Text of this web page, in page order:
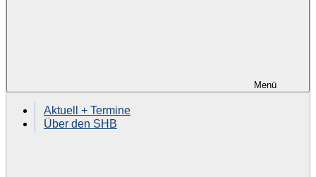
Menü
Aktuell + Termine
Über den SHB